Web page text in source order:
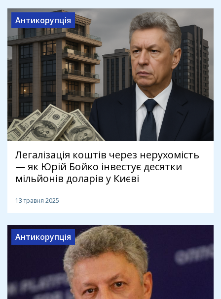
Антикорупція
Легалізація коштів через нерухомість
— як Юрій Бойко інвестує десятки
мільйонів доларів у Києві
13 травня 2025
Антикорупція